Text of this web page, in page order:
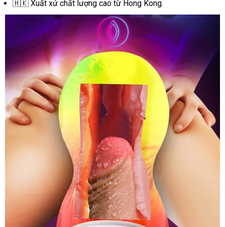
Tốt
🇭🇰 Xuất xứ chất lượng cao từ Hong Kong.